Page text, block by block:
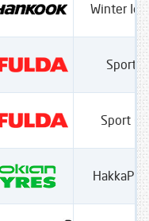
Winter
Sport
Sport